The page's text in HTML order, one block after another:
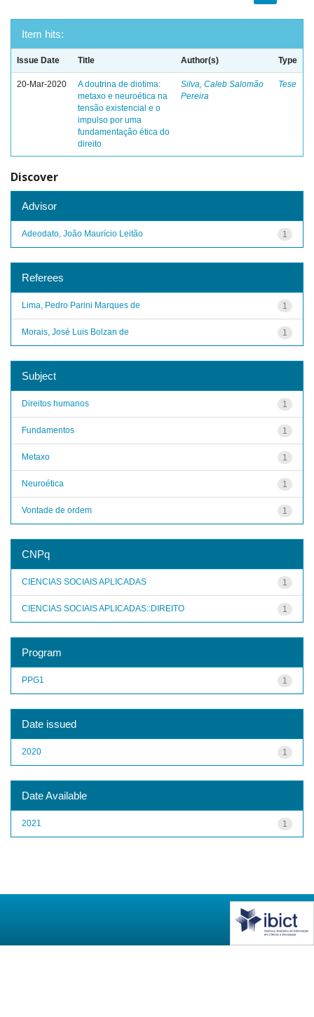
Item hits:
Issue Date Title Author(s) Type
20-Mar-2020
A doutrina de diotima:
metaxo e neuroética na
tensão existencial e o
impulso por uma
fundamentação ética do
direito
Silva, Caleb Salomão
Pereira
Tese
Discover
Advisor
1
Adeodato, João Maurício Leitão
Referees
1
Lima, Pedro Parini Marques de
1
Morais, José Luis Bolzan de
Subject
1
Direitos humanos
1
Fundamentos
1
Metaxo
1
Neuroética
1
Vontade de ordem
CNPq
1
CIENCIAS SOCIAIS APLICADAS
1
CIENCIAS SOCIAIS APLICADAS::DIREITO
Program
1
PPG1
Date issued
1
2020
Date Available
1
2021